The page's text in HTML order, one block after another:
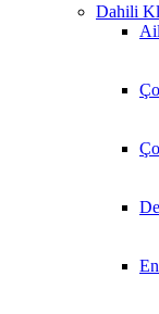
Dahili